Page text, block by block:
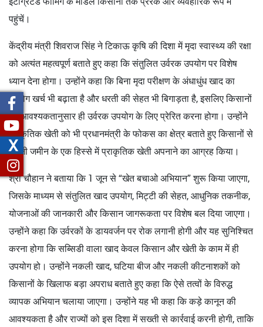
पहुंचें।
केंद्रीय मंत्री शिवराज सिंह ने टिकाऊ कृषि की दिशा में मृदा स्वास्थ्य की रक्षा
को अत्यंत महत्वपूर्ण बताते हुए कहा कि संतुलित उर्वरक उपयोग पर विशेष
ध्यान देना होगा। उन्होंने कहा कि बिना मृदा परीक्षण के अंधाधुंध खाद का
प्रयोग खर्च भी बढ़ाता है और धरती की सेहत भी बिगाड़ता है, इसलिए किसानों
को आवश्यकतानुसार ही उर्वरक उपयोग के लिए प्रेरित करना होगा। उन्होंने
प्राकृतिक खेती को भी प्रधानमंत्री के फोकस का क्षेत्र बताते हुए किसानों से
अपनी जमीन के एक हिस्से में प्राकृतिक खेती अपनाने का आग्रह किया।
श्री चौहान ने बताया कि 1 जून से “खेत बचाओ अभियान” शुरू किया जाएगा,
जिसके माध्यम से संतुलित खाद उपयोग, मिट्टी की सेहत, आधुनिक तकनीक,
योजनाओं की जानकारी और किसान जागरूकता पर विशेष बल दिया जाएगा।
उन्होंने कहा कि उर्वरकों के डायवर्जन पर रोक लगानी होगी और यह सुनिश्चित
करना होगा कि सब्सिडी वाला खाद केवल किसान और खेती के काम में ही
उपयोग हो। उन्होंने नकली खाद, घटिया बीज और नकली कीटनाशकों को
किसानों के खिलाफ बड़ा अपराध बताते हुए कहा कि ऐसे तत्वों के विरुद्ध
व्यापक अभियान चलाया जाएगा। उन्होंने यह भी कहा कि कड़े कानून की
आवश्यकता है और राज्यों को इस दिशा में सख्ती से कार्रवाई करनी होगी, ताकि
X